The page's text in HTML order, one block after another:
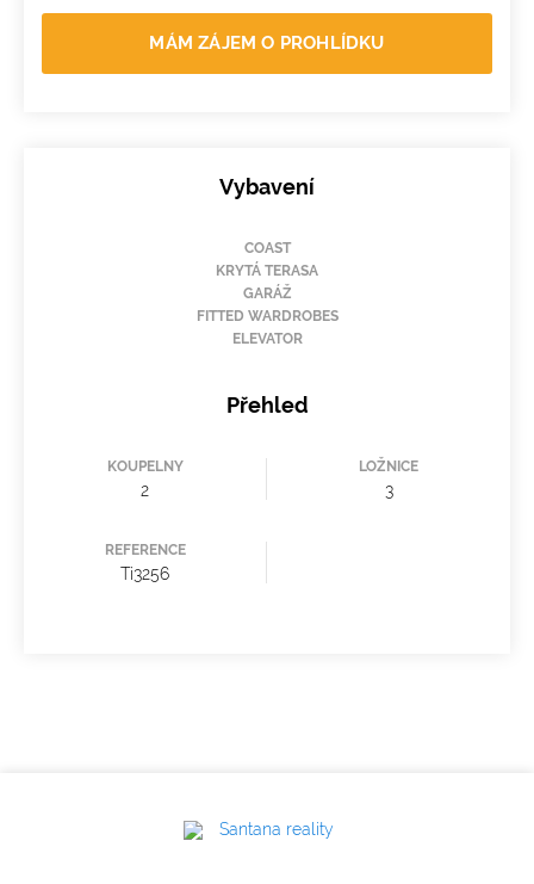
MÁM ZÁJEM O PROHLÍDKU
Vybavení
COAST
KRYTÁ TERASA
GARÁŽ
FITTED WARDROBES
ELEVATOR
Přehled
KOUPELNY
2
LOŽNICE
3
REFERENCE
Ti3256